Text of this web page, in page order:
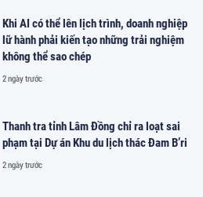
Khi AI có thể lên lịch trình, doanh nghiệp
lữ hành phải kiến tạo những trải nghiệm
không thể sao chép
2 ngày trước
Thanh tra tỉnh Lâm Đồng chỉ ra loạt sai
phạm tại Dự án Khu du lịch thác Đam B’ri
2 ngày trước